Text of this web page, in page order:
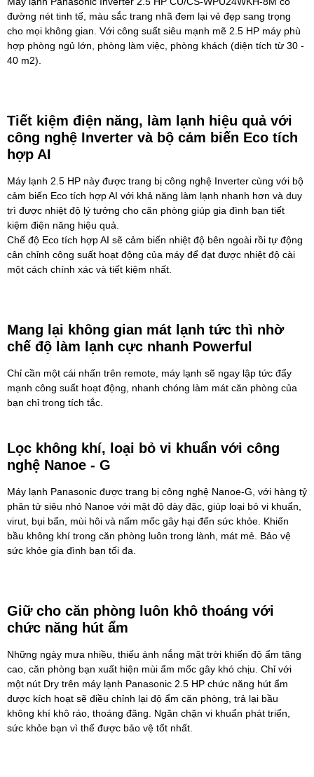
đường nét tinh tế, màu sắc trang nhã đem lại vẻ đẹp sang trọng
cho mọi không gian. Với công suất siêu mạnh mẽ 2.5 HP máy phù
hợp phòng ngủ lớn, phòng làm việc, phòng khách (diện tích từ 30 -
40 m2).
Tiết kiệm điện năng, làm lạnh hiệu quả với
công nghệ Inverter và bộ cảm biến Eco tích
hợp AI
Máy lạnh 2.5 HP này được trang bị công nghệ Inverter cùng với bộ
cảm biến Eco tích hợp AI với khả năng làm lạnh nhanh hơn và duy
trì được nhiệt độ lý tưởng cho căn phòng giúp gia đình bạn tiết
kiệm điện năng hiệu quả.
Chế độ Eco tích hợp AI sẽ cảm biến nhiệt độ bên ngoài rồi tự động
cân chỉnh công suất hoạt động của máy để đạt được nhiệt độ cài
một cách chính xác và tiết kiệm nhất.
Mang lại không gian mát lạnh tức thì nhờ
chế độ làm lạnh cực nhanh Powerful
Chỉ cần một cái nhấn trên remote, máy lạnh sẽ ngay lập tức đẩy
mạnh công suất hoạt động, nhanh chóng làm mát căn phòng của
bạn chỉ trong tích tắc.
Lọc không khí, loại bỏ vi khuẩn với công
nghệ Nanoe - G
Máy lạnh Panasonic được trang bị công nghệ Nanoe-G, với hàng tỷ
phân tử siêu nhỏ Nanoe với mật độ dày đặc, giúp loại bỏ vi khuẩn,
virut, bụi bẩn, mùi hôi và nấm mốc gây hại đến sức khỏe. Khiến
bầu không khí trong căn phòng luôn trong lành, mát mẻ. Bảo vệ
sức khỏe gia đình bạn tối đa.
Giữ cho căn phòng luôn khô thoáng với
chức năng hút ẩm
Những ngày mưa nhiều, thiếu ánh nắng mặt trời khiến độ ẩm tăng
cao, căn phòng bạn xuất hiện mùi ẩm mốc gây khó chịu. Chỉ với
một nút Dry trên máy lạnh Panasonic 2.5 HP chức năng hút ẩm
được kích hoạt sẽ điều chỉnh lại độ ẩm căn phòng, trả lại bầu
không khí khô ráo, thoáng đãng. Ngăn chặn vi khuẩn phát triển,
sức khỏe bạn vì thế được bảo vệ tốt nhất.